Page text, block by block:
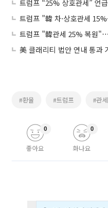
#환율 #트럼프 #관세
좋아요
0
화나요
0